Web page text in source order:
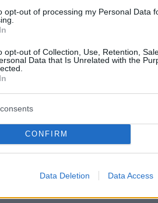
opt-out of processing my Personal Data
opt-out of Collection, Use, Retention,
Data that Is Unrelated with the
CONFIRM
Data Deletion Data Access
τους ανθρώπους που
Ήταν φρικτό,
άνθρωποι που μου
για έναν ρόλο κι
το λέμε αυτό και στους
απλά παίζεις τον ρόλο».